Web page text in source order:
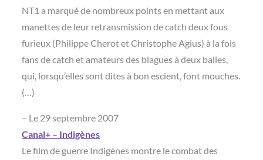
NT1 a marqué de nombreux points en mettant aux
manettes de leur retransmission de catch deux fous
furieux (Philippe Cherot et Christophe Agius) à la fois
fans de catch et amateurs des blagues à deux balles,
qui, lorsqu’elles sont dites à bon escient, font mouches.
(…)
– Le 29 septembre 2007
Canal+ – Indigènes
Le film de guerre Indigènes montre le combat des